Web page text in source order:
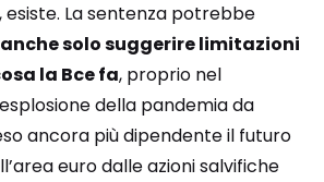
La sentenza potrebbe
solo suggerire limitazioni
la Bce fa, proprio nel
della pandemia da
ancora più dipendente il futuro
euro dalle azioni salvifiche